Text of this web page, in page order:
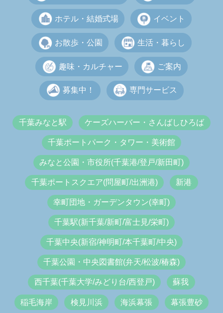
ホテル・結婚式場 イベント
お散歩・公園 生活・暮らし
趣味・カルチャー ご案内
募集中！ 専門サービス
千葉みなと駅 ケーズハーバー・さんばしひろば
千葉ポートパーク・タワー・美術館
みなと公園・市役所(千葉港/登戸/新田町)
千葉ポートスクエア(問屋町/出洲港) 新港
幸町団地・ガーデンタウン(幸町)
千葉駅(新千葉/新町/富士見/栄町)
千葉中央(新宿/神明町/本千葉町/中央)
千葉公園・中央図書館(弁天/松波/椿森)
西千葉(千葉大学/みどり台/西登戸) 蘇我
稲毛海岸 検見川浜 海浜幕張 幕張豊砂